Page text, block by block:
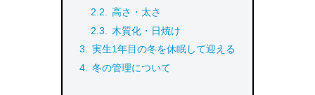
高さ・太さ
木質化・日焼け
実生1年目の冬を休眠して迎える
冬の管理について